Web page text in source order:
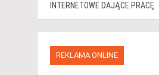
INTERNETOWE DAJĄCE PRACĘ
REKLAMA ONLINE